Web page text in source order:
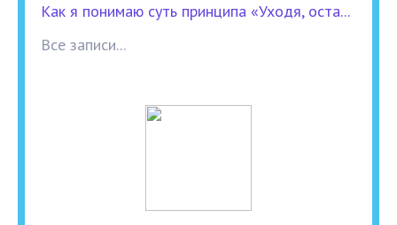
Как я понимаю суть принципа «Уходя, оста...
Все записи...